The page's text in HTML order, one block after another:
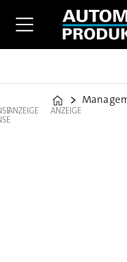
Home
ANZEIGE ANZEIGE